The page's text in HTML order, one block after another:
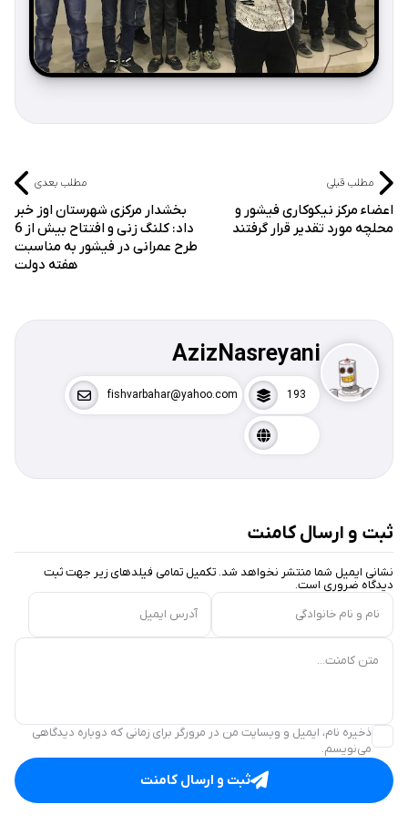
مطلب قبلی
اعضاء مرکز نیکوکاری فیشور و
محلچه مورد تقدیر قرار گرفتند
مطلب بعدی
بخشدار مرکزی شهرستان اوز خبر
داد: کلنگ زنی و افتتاح بیش از 6
طرح عمرانی در فیشور به مناسبت
هفته دولت
AzizNasreyani
193
fishvarbahar@yahoo.com
ثبت و ارسال کامنت
نشانی ایمیل شما منتشر نخواهد شد. تکمیل تمامی فیلد‌های زیر جهت ثبت
دیدگاه ضروری است.
نام و نام خانوادگی
آدرس ایمیل
متن کامنت...
ذخیره نام، ایمیل و وبسایت من در مرورگر برای زمانی که دوباره دیدگاهی
می‌نویسم.
ثبت و ارسال کامنت